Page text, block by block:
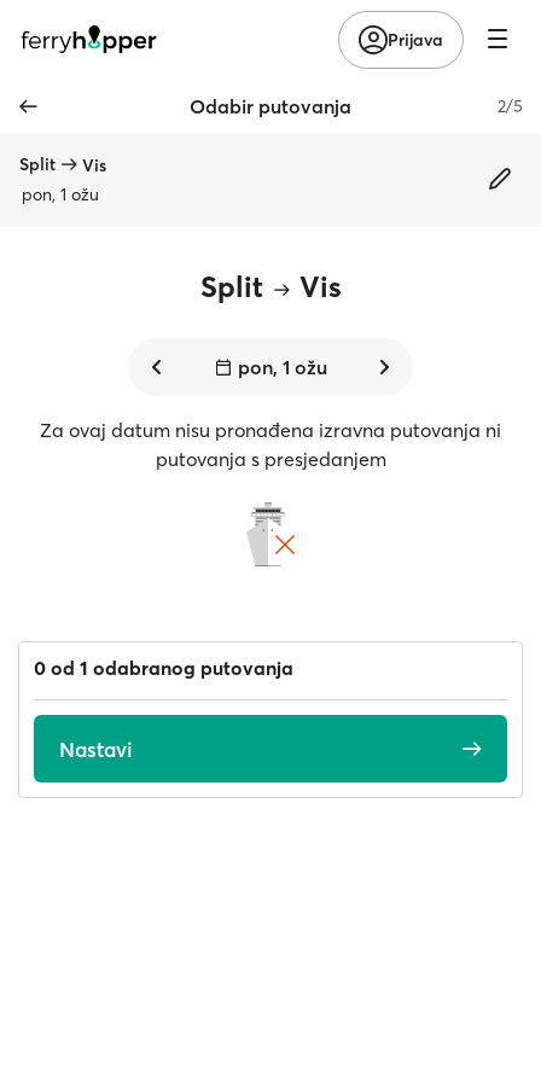
Prijava
Odabir putovanja 2/5
Split
Vis
pon, 1 ožu
Split Vis
pon, 1 ožu
Za ovaj datum nisu pronađena izravna putovanja ni
putovanja s presjedanjem
0 od 1 odabranog putovanja
Nastavi